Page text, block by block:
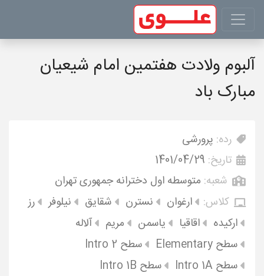
آلبوم ولادت هفتمین امام شیعیان
مبارک باد
رده: پرورشی
تاریخ: 1401/04/29
شعبه: متوسطه اول دخترانه جمهوری تهران
کلاس:
ارغوان نسترن شقایق نیلوفر
رز
ارکیده
اقاقیا یاسمن مریم
آلاله
سطح Elementary
سطح Intro 2
سطح Intro 1A
سطح Intro 1B